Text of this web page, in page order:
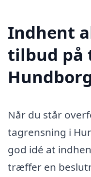
Indhent
tilbud på
Når du står
tagrensning i
god idé at
træffer en